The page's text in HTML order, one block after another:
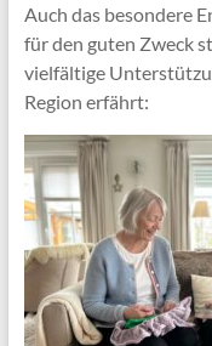
Auch das besondere
für den guten Zweck
vielfältige
Region erfährt: